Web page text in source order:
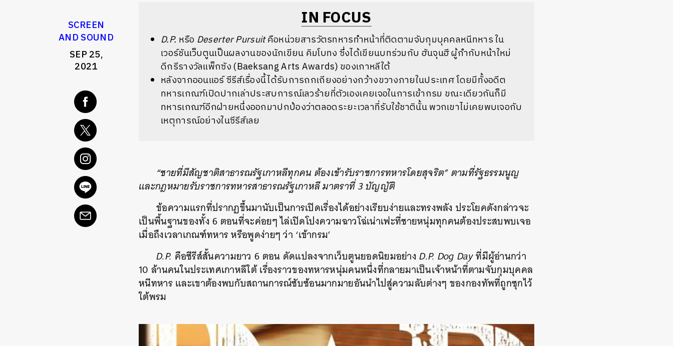
SCREEN
AND SOUND
SEP 25,
2021
IN FOCUS
D.P. หรือ Deserter Pursuitคือหน่วยสารวัตรทหารทำหน้าที่ติดตามจับกุมบุคคลหนีทหาร ใน
เวอร์ชันเว็บตูนเป็นผลงานของนักเขียน คิมโบทง ซึ่งได้เขียนบทร่วมกับ ฮันจุนฮีผู้กำกับหน้าใหม่
ดีกรีรางวัลแพ็กซัง (Baeksang Arts Awards) ของเกาหลีใต้
หลังจากออนแอร์ ซีรีส์เรื่องนี้ได้รับการถกเถียงอย่างกว้างขวางภายในประเทศ โดยมีทั้งอดีต
ทหารเกณฑ์เปิดปากเล่าประสบการณ์เลวร้ายที่ตัวเองเคยเจอในการเข้ากรม ขณะเดียวกันก็มี
ทหารเกณฑ์อีกฝ่ายหนึ่งออกมาปกป้องว่าตลอดระยะเวลาที่รับใช้ชาตินั้น พวกเขาไม่เคยพบเจอกับ
เหตุการณ์อย่างในซีรีส์เลย
“ชายที่มีสัญชาติสาธารณรัฐเกาหลีทุกคน ต้องเข้ารับราชการทหารโดยสุจริต” ตามที่รัฐธรรมนูญ
และกฎหมายรับราชการทหารสาธารณรัฐเกาหลี มาตราที่ 3 บัญญัติ
ข้อความแรกที่ปรากฏขึ้นมานับเป็นการเปิดเรื่องได้อย่างเรียบง่ายและทรงพลัง ประโยคดังกล่าวจะ
เป็นพื้นฐานของทั้ง 6 ตอนที่จะค่อยๆ ไล่เปิดโปงความฉาวโฉ่เน่าเฟะที่ชายหนุ่มทุกคนต้องประสบพบเจอ
เมื่อถึงเวลาเกณฑ์ทหาร หรือพูดง่ายๆ ว่า ‘เข้ากรม’
D.P. คือซีรีส์สั้นความยาว 6 ตอน ดัดแปลงจากเว็บตูนยอดนิยมอย่างD.P. Dog Dayที่มีผู้อ่านกว่า
10 ล้านคนในประเทศเกาหลีใต้ เรื่องราวของทหารหนุ่มคนหนึ่งที่กลายมาเป็นเจ้าหน้าที่ตามจับกุมบุคคล
หนีทหาร และเขาต้องพบกับสถานการณ์ซับซ้อนมากมายอันนำไปสู่ความลับต่างๆ ของกองทัพที่ถูกซุกไว้
ใต้พรม